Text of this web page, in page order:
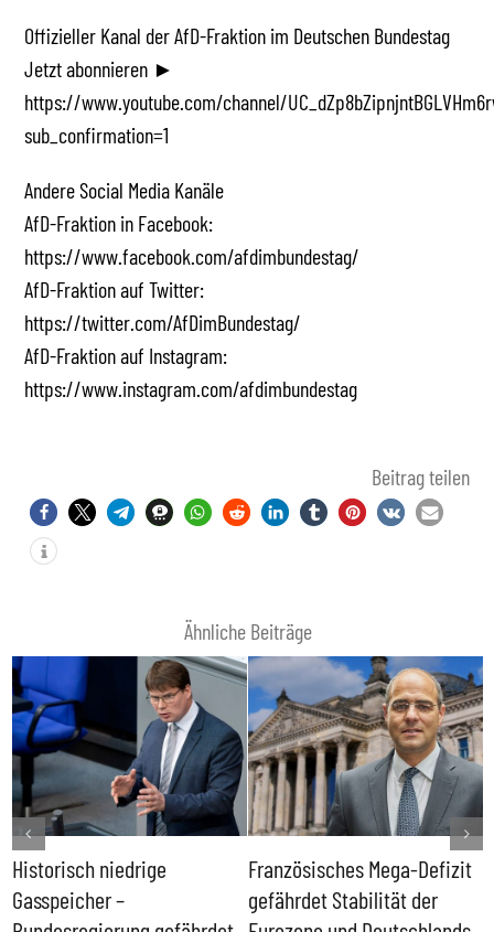
Offizieller Kanal der AfD-Fraktion im Deutschen Bundestag
Jetzt abonnieren ►
https://www.youtube.com/channel/
sub_confirmation=1
Andere Social Media Kanäle
AfD-Fraktion in Facebook:
https://www.facebook.com/afdimbundestag/
AfD-Fraktion auf Twitter:
https://twitter.com/AfDimBundestag/
AfD-Fraktion auf Instagram:
https://www.instagram.com/afdimbundestag
Beitrag teilen
Ähnliche Beiträge
Historisch niedrige
Gasspeicher –
Französisches Mega-Defizit
gefährdet Stabilität der